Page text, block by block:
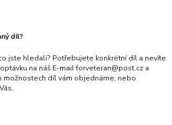
díl?
jste hledali? Potřebujete konkrétní díl a nevíte
na náš E-mail forveteran@post.cz a
možnostech díl vám objednáme, nebo